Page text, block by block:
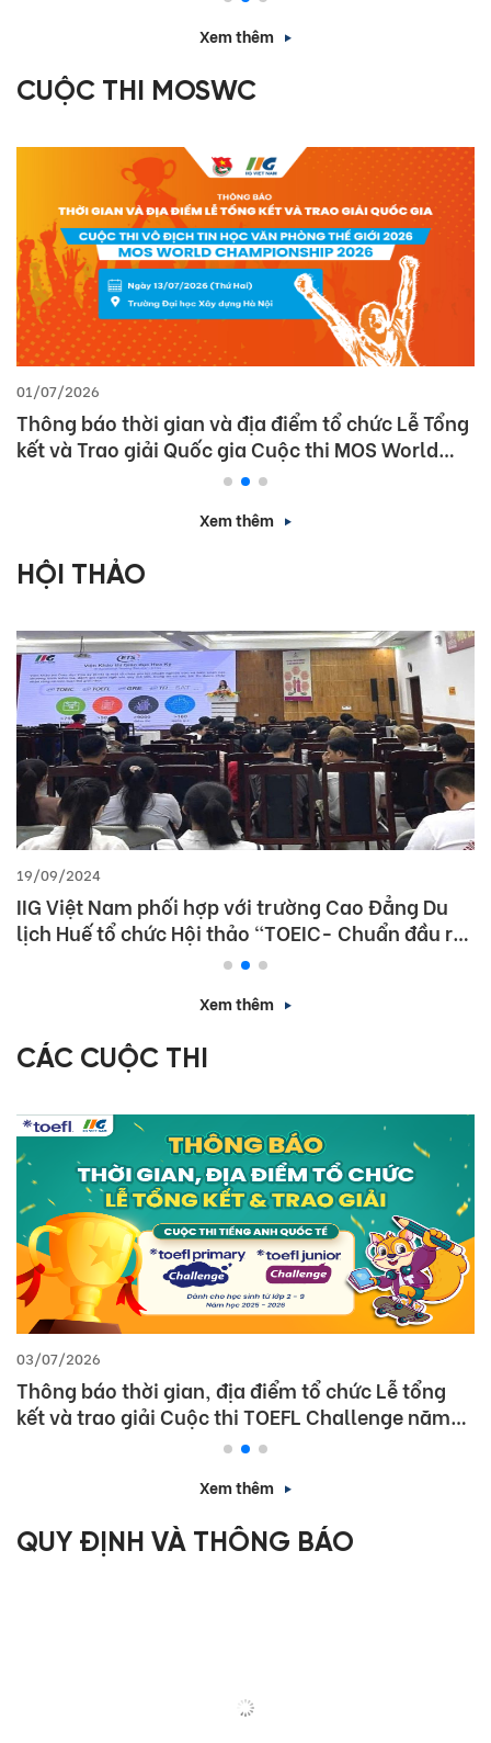
Xem thêm
CUỘC THI MOSWC
01/07/2026
Thông báo thời gian và địa điểm tổ chức Lễ Tổng
kết và Trao giải Quốc gia Cuộc thi MOS World
Xem thêm
HỘI THẢO
19/09/2024
IIG Việt Nam phối hợp với trường Cao Đẳng Du
lịch Huế tổ chức Hội thảo “TOEIC- Chuẩn đầu ra
tiếng Anh- Bí Quyết chinh phục nhà tuyển dụng”
Xem thêm
CÁC CUỘC THI
03/07/2026
Thông báo thời gian, địa điểm tổ chức Lễ tổng
kết và trao giải Cuộc thi TOEFL Challenge năm
Xem thêm
QUY ĐỊNH VÀ THÔNG BÁO